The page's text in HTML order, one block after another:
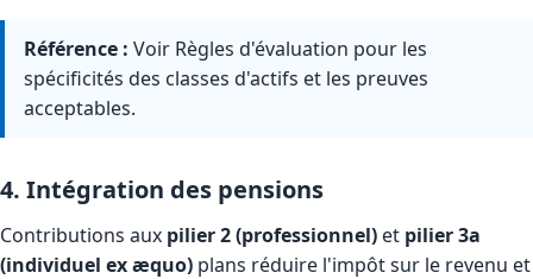
Référence : Voir Règles d'évaluation pour les
spécificités des classes d'actifs et les preuves
acceptables.
4. Intégration des pensions
Contributions aux pilier 2 (professionnel) et pilier 3a
(individuel ex æquo) plans réduire l'impôt sur le revenu et